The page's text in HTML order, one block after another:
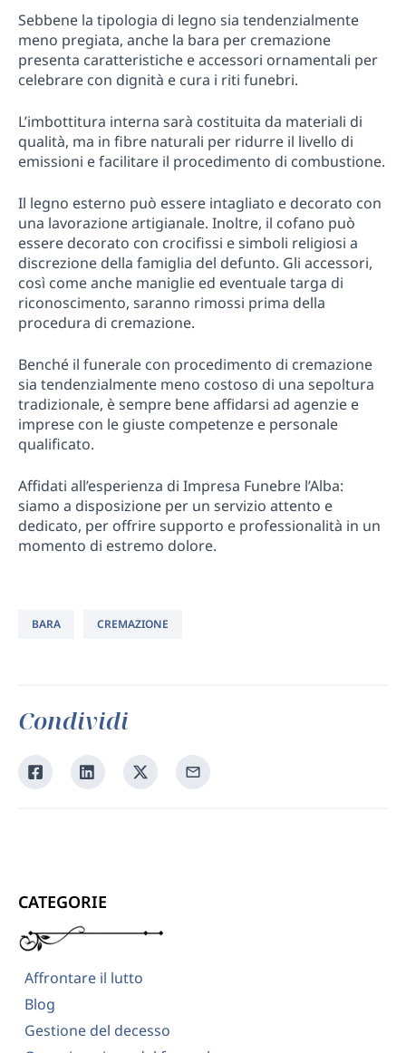
Sebbene la tipologia di legno sia tendenzialmente
meno pregiata, anche la bara per cremazione
presenta caratteristiche e accessori ornamentali per
celebrare con dignità e cura i riti funebri.
L’imbottitura interna sarà costituita da materiali di
qualità, ma in fibre naturali per ridurre il livello di
emissioni e facilitare il procedimento di combustione.
Il legno esterno può essere intagliato e decorato con
una lavorazione artigianale. Inoltre, il cofano può
essere decorato con crocifissi e simboli religiosi a
discrezione della famiglia del defunto. Gli accessori,
così come anche maniglie ed eventuale targa di
riconoscimento, saranno rimossi prima della
procedura di cremazione.
Benché il funerale con procedimento di cremazione
sia tendenzialmente meno costoso di una sepoltura
tradizionale, è sempre bene affidarsi ad agenzie e
imprese con le giuste competenze e personale
qualificato.
Affidati all’esperienza di Impresa Funebre l’Alba:
siamo a disposizione per un servizio attento e
dedicato, per offrire supporto e professionalità in un
momento di estremo dolore.
BARA CREMAZIONE
Condividi
Condividi
su
Condividi
su
Condividi
su
Condividi
tramite
CATEGORIE
Affrontare il lutto
Blog
Gestione del decesso